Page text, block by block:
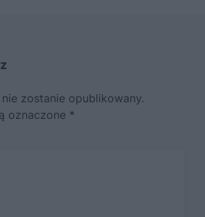
zostanie opublikowany.
oznaczone *